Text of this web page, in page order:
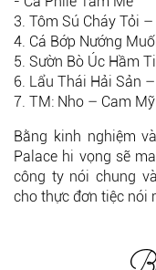
3. Tôm Sú Cháy Tỏi
4. Cá Bớp Nướng
5. Sườn Bò Úc Hầm
6. Lẩu Thái Hải Sản
7. TM: Nho – Cam Mỹ
Bằng kinh nghiệm
Palace hi vọng sẽ
công ty nói chung
cho thực đơn tiệc nói